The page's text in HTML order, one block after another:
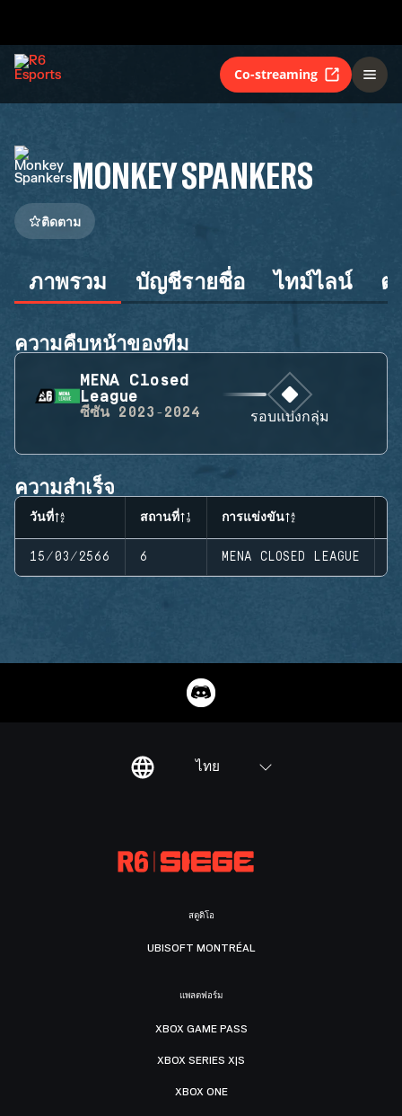
Co-streaming
MONKEY SPANKERS
ติดตาม
ภาพรวม บัญชีรายชื่อ ไทม์ไลน์ ต
ความคืบหน้าของทีม
MENA Closed
League
ซีซัน 2023-2024 รอบแบ่งกลุ่ม
ความสำเร็จ
วันที่ สถานที่ การแข่งขัน
15/03/2566 6 MENA CLOSED LEAGUE
ไทย
สตูดิโอ
UBISOFT MONTRÉAL
แพลตฟอร์ม
XBOX GAME PASS
XBOX SERIES X|S
XBOX ONE